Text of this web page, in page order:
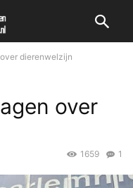
dierenwelzijn
over
1
1659